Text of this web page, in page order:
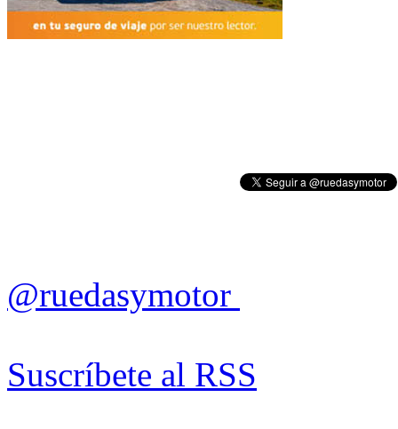
@ruedasymotor
Suscríbete al RSS